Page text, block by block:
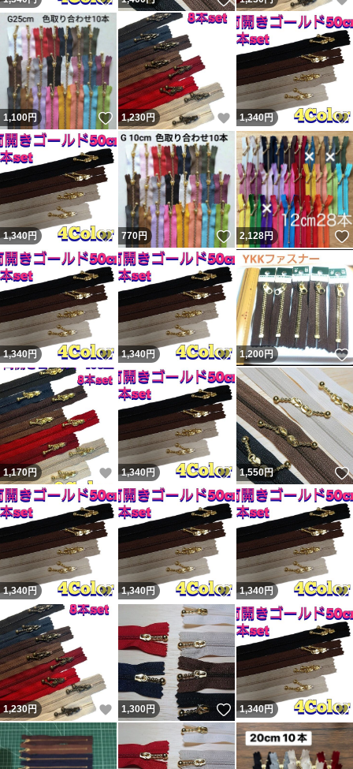
1,100円 いいね！
1,230円 いいね！
1,340円
1,340円 いいね！
770円 いいね！
2,128円
1,340円 いいね！
1,340円 いいね！
1,200円
1,170円 いいね！
1,340円 いいね！
1,550円
1,340円 いいね！
1,340円 いいね！
1,340円
1,230円 いいね！
1,300円 いいね！
1,340円